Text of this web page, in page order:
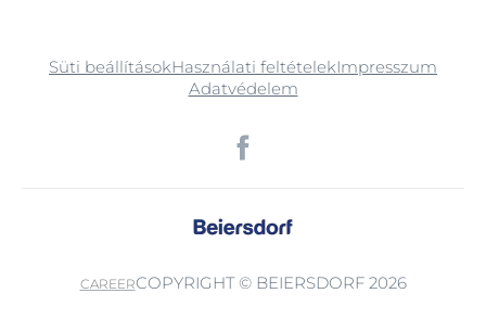
Süti beállításokHasználati feltételekImpresszum
Adatvédelem
CAREERCOPYRIGHT © BEIERSDORF 2026